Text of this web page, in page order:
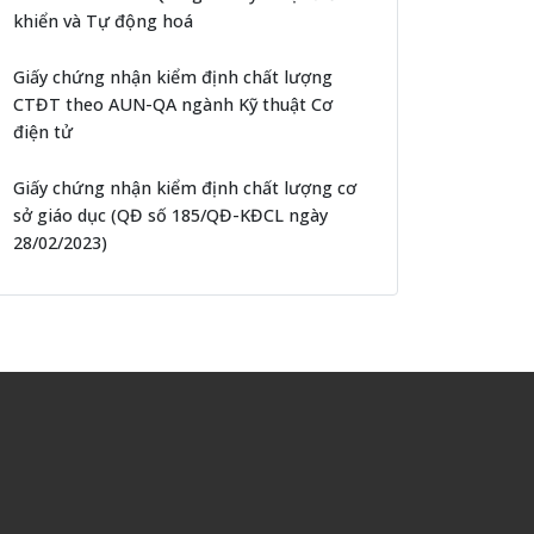
khiển và Tự động hoá
Giấy chứng nhận kiểm định chất lượng
CTĐT theo AUN-QA ngành Kỹ thuật Cơ
điện tử
Giấy chứng nhận kiểm định chất lượng cơ
sở giáo dục (QĐ số 185/QĐ-KĐCL ngày
28/02/2023)